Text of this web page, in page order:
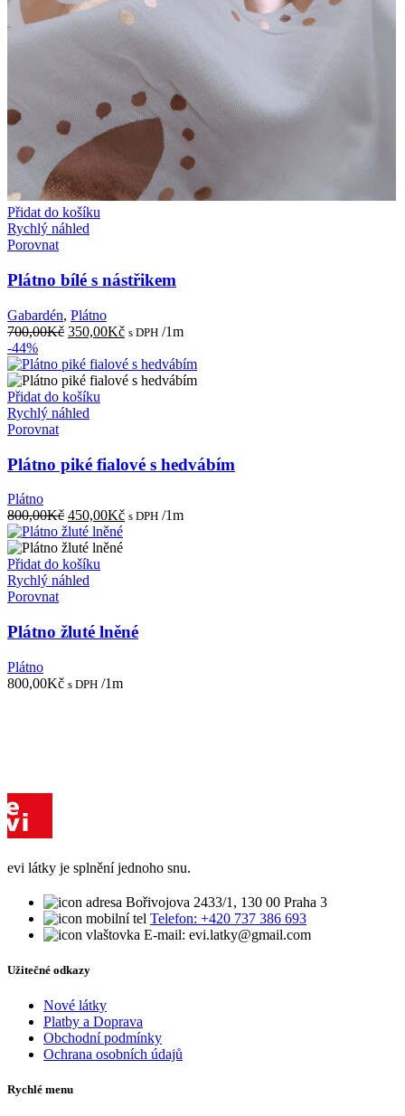
Přidat do košíku
Rychlý náhled
Porovnat
Plátno bílé s nástřikem
Gabardén, Plátno
700,00Kč Původní
byla:
700,00Kč.
350,00KčAktuální
je:
350,00Kč.
s DPH /1m
-44%
Přidat do košíku
Rychlý náhled
Porovnat
Plátno piké fialové s hedvábím
Plátno
800,00Kč Původní
cena
byla:
800,00Kč.
450,00KčAktuální
s DPH /1m
Přidat do košíku
Rychlý náhled
Porovnat
Plátno žluté lněné
Plátno
800,00Kč s DPH /1m
evi látky je splnění jednoho snu.
Bořivojova 2433/1, 130 00 Praha 3
Telefon: +420 737 386 693
E-mail: evi.latky@gmail.com
Užitečné odkazy
Nové látky
Platby a Doprava
Obchodní podmínky
Ochrana osobních údajů
Rychlé menu